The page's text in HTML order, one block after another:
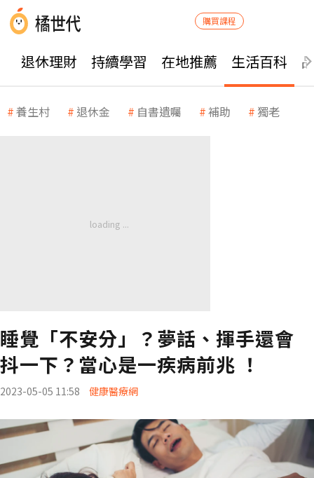
購買課程
退休理財 持續學習 在地推薦 生活百科
養生村 退休金 自書遺囑 補助 獨老
睡覺「不安分」？夢話、揮手還會
抖一下？當心是一疾病前兆 ！
2023-05-05 11:58 健康醫療網